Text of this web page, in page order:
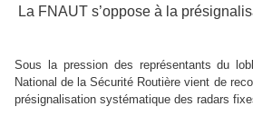
La FNAUT s’oppose à la
Sous la pression des représentants du
National de la Sécurité Routière vient de
présignalisation systématique des radars